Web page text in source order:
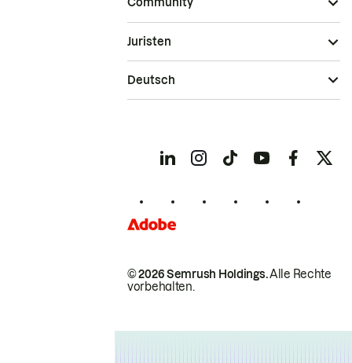
© 2026 Semrush Holdings.Alle Rechte
vorbehalten.
Juristen
Deutsch